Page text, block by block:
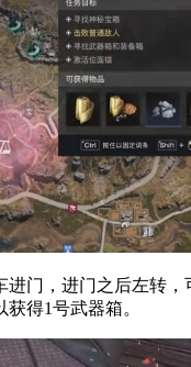
，进门之后左转，
得1号武器箱。